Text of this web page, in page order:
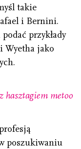
takie
i Bernini.
przykłady
Wyetha jako
hasztagiem metoo
poszukiwaniu